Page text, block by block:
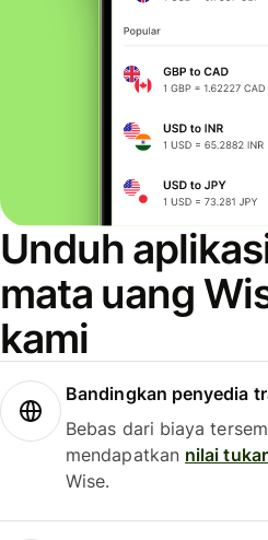
Unduh
mata uang
kami
Bandingkan penyedia
Bebas dari biaya
mendapatkan nilai
Wise.